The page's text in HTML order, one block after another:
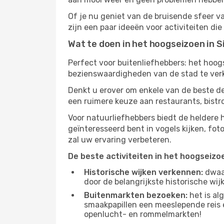
Of je nu geniet van de bruisende sfeer
zijn een paar ideeën voor activiteiten
Wat te doen in het hoogseizoen in
Perfect voor buitenliefhebbers: het
bezienswaardigheden van de stad te
Denkt u erover om enkele van de beste
een ruimere keuze aan restaurants,
Voor natuurliefhebbers biedt de heldere
geïnteresseerd bent in vogels kijken,
zal uw ervaring verbeteren.
De beste activiteiten in het
Historische wijken verkennen:
door de belangrijkste historische
Buitenmarkten bezoeken: het is
smaakpapillen een meeslepende
openlucht- en rommelmarkten!